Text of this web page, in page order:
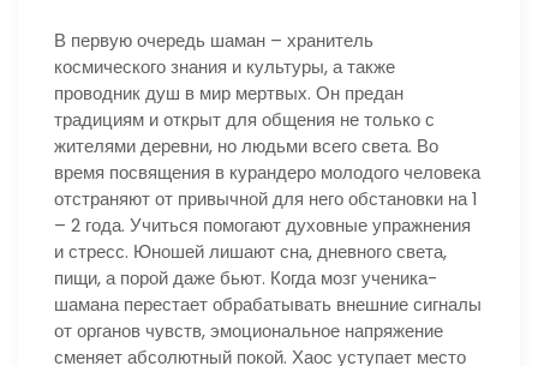
В первую очередь шаман – хранитель
космического знания и культуры, а также
проводник душ в мир мертвых. Он предан
традициям и открыт для общения не только с
жителями деревни, но людьми всего света. Во
время посвящения в курандеро молодого человека
отстраняют от привычной для него обстановки на 1
– 2 года. Учиться помогают духовные упражнения
и стресс. Юношей лишают сна, дневного света,
пищи, а порой даже бьют. Когда мозг ученика-
шамана перестает обрабатывать внешние сигналы
от органов чувств, эмоциональное напряжение
сменяет абсолютный покой. Хаос уступает место